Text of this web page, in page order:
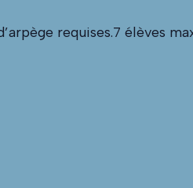
requises.7 élèves